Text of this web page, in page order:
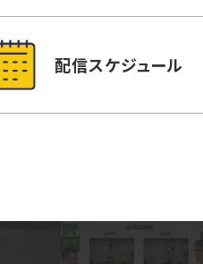
配信スケジュール